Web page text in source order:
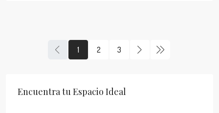
1 2 3
Encuentra tu Espacio Ideal